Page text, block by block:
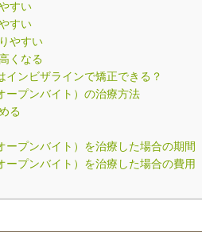
すい
すい
やすい
くなる
ンビザラインで矯正できる？
プンバイト）の治療方法
る
プンバイト）を治療した場合の期間
プンバイト）を治療した場合の費用